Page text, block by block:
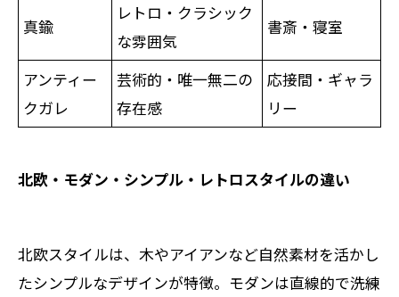
真鍮
レトロ・クラシック
な雰囲気
書斎・寝室
アンティー
クガレ
芸術的・唯一無二の
存在感
応接間・ギャラ
リー
北欧・モダン・シンプル・レトロスタイルの違い
北欧スタイルは、木やアイアンなど自然素材を活かし
たシンプルなデザインが特徴。モダンは直線的で洗練